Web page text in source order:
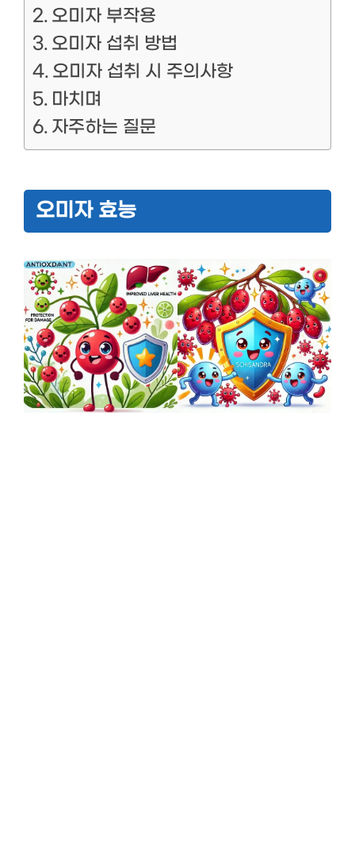
오미자 부작용
오미자 섭취 방법
오미자 섭취 시 주의사항
마치며
자주하는 질문
오미자 효능